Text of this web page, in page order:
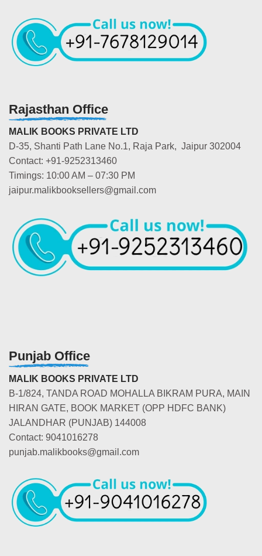
Rajasthan Office
MALIK BOOKS PRIVATE LTD
D-35, Shanti Path Lane No.1, Raja Park, Jaipur 302004
Contact: +91-9252313460
Timings: 10:00 AM – 07:30 PM
jaipur.malikbooksellers@gmail.com
Punjab Office
MALIK BOOKS PRIVATE LTD
B-1/824, TANDA ROAD MOHALLA BIKRAM PURA, MAIN
HIRAN GATE, BOOK MARKET (OPP HDFC BANK)
JALANDHAR (PUNJAB) 144008
Contact: 9041016278
punjab.malikbooks@gmail.com